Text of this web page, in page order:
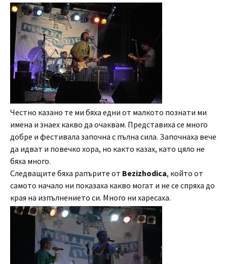
Честно казано те ми бяха едни от малкото познати ми
имена и знаех какво да очаквам. Представиха се много
добре и фестивала започна с пълна сила. Започнаха вече
да идват и повечко хора, но както казах, като цяло не
бяха много.
Следващите бяха рапърите от Bezizhodica, който от
самото начало ни показаха какво могат и не се спряха до
края на изпълнението си. Много ни харесаха.